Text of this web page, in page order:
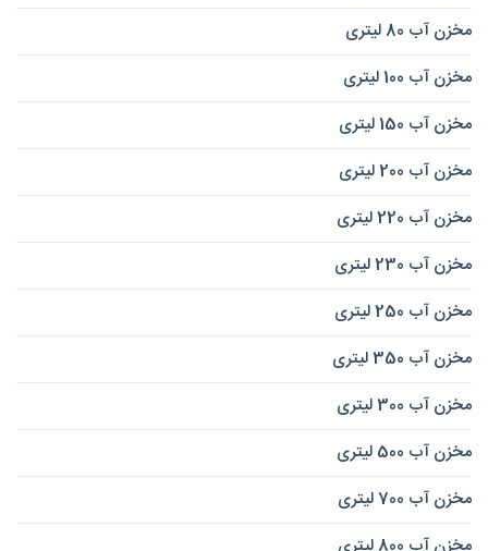
مخزن آب 80 لیتری
مخزن آب 100 لیتری
مخزن آب 150 لیتری
مخزن آب 200 لیتری
مخزن آب 220 لیتری
مخزن آب 230 لیتری
مخزن آب 250 لیتری
مخزن آب 350 لیتری
مخزن آب 300 لیتری
مخزن آب 500 لیتری
مخزن آب 700 لیتری